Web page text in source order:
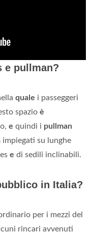
e pullman?
quale i passeggeri
spazio è
e quindi i pullman
impiegati su lunghe
e di sedili inclinabili.
in Italia?
per i mezzi del
rincari avvenuti